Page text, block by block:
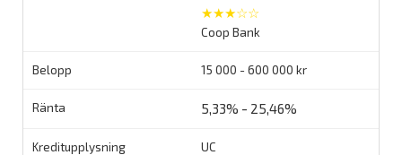
★★★☆☆
Coop Bank
15 000 - 600 000 kr
5,33% - 25,46%
UC